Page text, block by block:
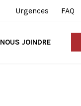
Urgences FAQ
NOUS JOINDRE